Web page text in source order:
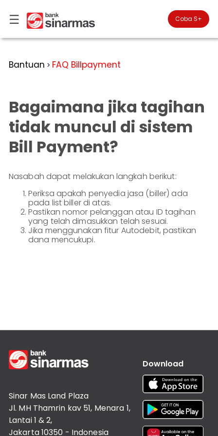
☰× 
#FinansialLebihBaik
Kategori
Bantuan
Deposito
Giro
Kartu
Kredit
Bancasurance
SimobiPlus
Promosi
Lainnya
di
Perbankan
Personal
Perbankan
Prioritas
Teman
KPR
Layanan
Informasi
Nasabah
Coba
SimobiPlus
Coba S+
Bantuan > FAQ Billpayment
Bagaimana jika tagihan
tidak muncul di sistem
Bill Payment?
Nasabah dapat melakukan langkah berikut:
Periksa apakah penyedia jasa (biller) ada
pada list biller di atas.
Pastikan nomor pelanggan atau ID tagihan
yang telah dimasukkan telah sesuai.
Jika menggunakan fitur Autodebit, pastikan
dana mencukupi.
Sinar Mas Land Plaza
Jl. MH Thamrin kav 51, Menara 1,
Lantai 1 & 2,
Jakarta 10350 - Indonesia
Download